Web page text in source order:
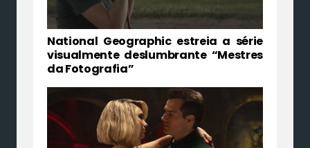
National Geographic estreia a série
visualmente deslumbrante “Mestres
da Fotografia”